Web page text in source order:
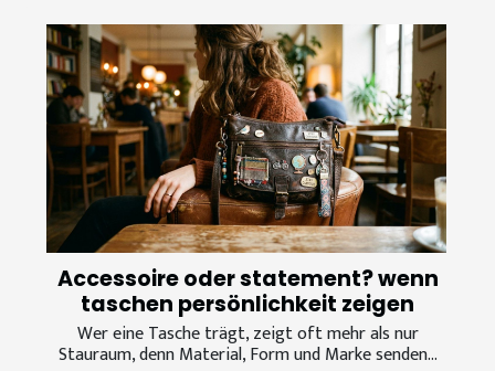
Accessoire oder statement? wenn
taschen persönlichkeit zeigen
Wer eine Tasche trägt, zeigt oft mehr als nur
Stauraum, denn Material, Form und Marke senden...